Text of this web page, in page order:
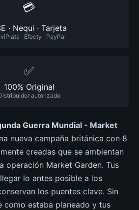
💳
· Nequi · Tarjeta
· Efecty · PayPal
✅
100% Original
autorizado
Guerra Mundial - Market
nueva campaña británica con 8
creadas que se ambientan
operación Market Garden. Tus
lo antes posible a los
los puentes clave. Sin
como estaba planeado y tus